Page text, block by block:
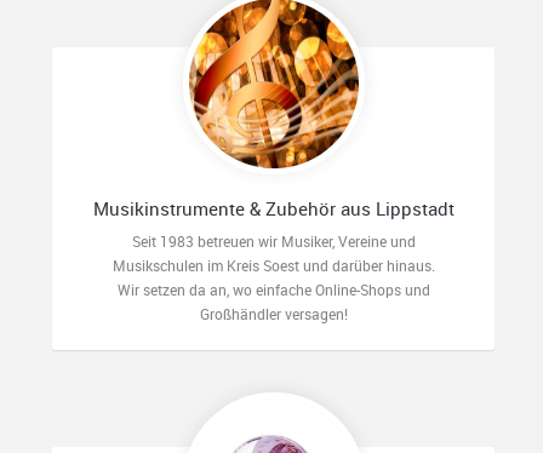
Musikinstrumente & Zubehör aus Lippstadt
Seit 1983 betreuen wir Musiker, Vereine und
Musikschulen im Kreis Soest und darüber hinaus.
Wir setzen da an, wo einfache Online-Shops und
Großhändler versagen!